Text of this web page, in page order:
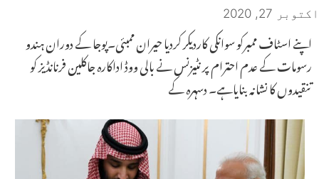
اکتوبر 27, 2020
اپنے اسٹاف ممبرکو سوانکی کاردیکر کردیا حیران ممبئی۔پوجا کے دوران ہندو
رسومات کے عدم احترام پر نٹیزنس نے بالی ووڈ اداکارہ جاکلین فرنانڈیز کو
تنقیدوں کا نشانہ بنایاہے۔ دسہرہ کے